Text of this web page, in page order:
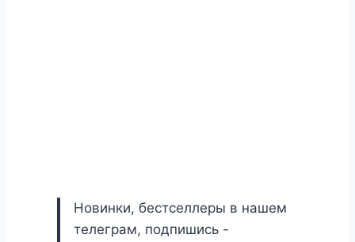
Новинки, бестселлеры в нашем
телеграм, подпишись -